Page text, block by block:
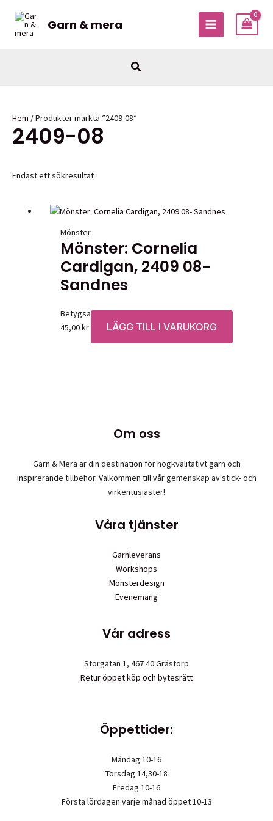
innehåll
Garn & mera
MAIN
Sök
Hem / Produkter märkta ”2409-08”
2409-08
Endast ett sökresultat
Mönster
Mönster: Cornelia
Cardigan, 2409 08-
Sandnes
Betygsatt0av 5
45,00kr LÄGG TILL I VARUKORG
Om oss
Garn & Mera är din destination för högkvalitativt garn och
inspirerande tillbehör. Välkommen till vår gemenskap av stick- och
virkentusiaster!
Våra tjänster
Garnleverans
Workshops
Mönsterdesign
Evenemang
Vår adress
Storgatan 1, 467 40 Grästorp
Retur öppet köp och bytesrätt
Öppettider:
Måndag 10-16
Torsdag 14,30-18
Fredag 10-16
Första lördagen varje månad öppet 10-13